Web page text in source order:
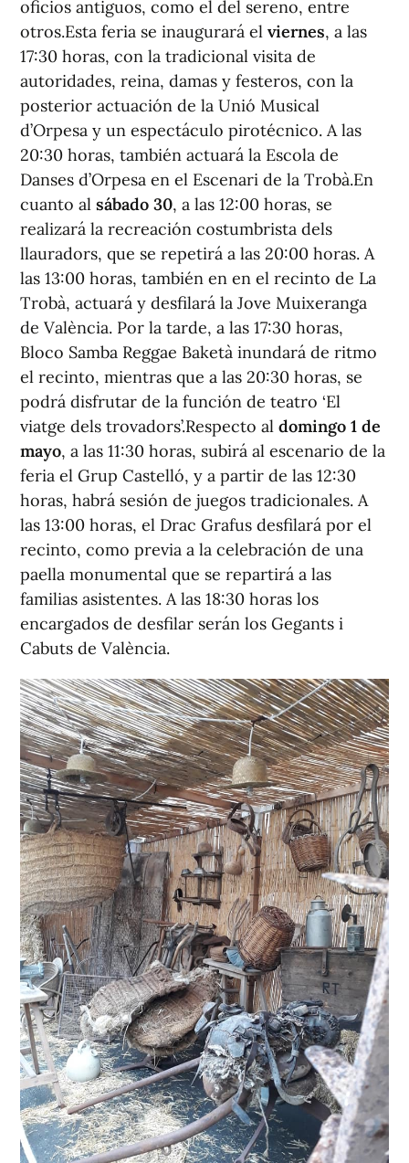
oficios antiguos, como el del sereno, entre
otros.Esta feria se inaugurará el viernes, a las
17:30 horas, con la tradicional visita de
autoridades, reina, damas y festeros, con la
posterior actuación de la Unió Musical
d’Orpesa y un espectáculo pirotécnico. A las
20:30 horas, también actuará la Escola de
Danses d’Orpesa en el Escenari de la Trobà.En
cuanto al sábado 30, a las 12:00 horas, se
realizará la recreación costumbrista dels
llauradors, que se repetirá a las 20:00 horas. A
las 13:00 horas, también en en el recinto de La
Trobà, actuará y desfilará la Jove Muixeranga
de València. Por la tarde, a las 17:30 horas,
Bloco Samba Reggae Baketà inundará de ritmo
el recinto, mientras que a las 20:30 horas, se
podrá disfrutar de la función de teatro ‘El
viatge dels trovadors’.Respecto al domingo 1 de
mayo, a las 11:30 horas, subirá al escenario de la
feria el Grup Castelló, y a partir de las 12:30
horas, habrá sesión de juegos tradicionales. A
las 13:00 horas, el Drac Grafus desfilará por el
recinto, como previa a la celebración de una
paella monumental que se repartirá a las
familias asistentes. A las 18:30 horas los
encargados de desfilar serán los Gegants i
Cabuts de València.